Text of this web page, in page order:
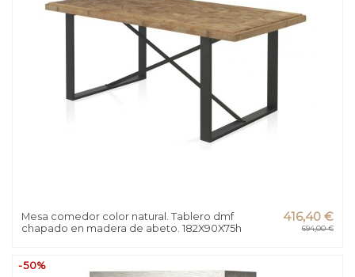
Mesa comedor color natural. Tablero dmf
chapado en madera de abeto. 182X90X75h
416,40 €
694,00 €
-50%